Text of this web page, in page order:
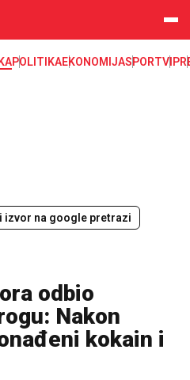
POLITIKAEKONOMIJASPORTVIP
izvor na google pretrazi
odbio
Nakon
kokain i